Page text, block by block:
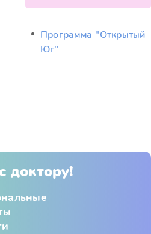
Программа "Открытый
Юг"
доктору!